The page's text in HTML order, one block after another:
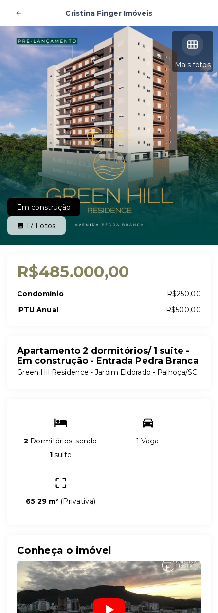
Cristina Finger Imóveis
Mais fotos
Em construção
17 Fotos
R$485.000,00
Condomínio
R$250,00
IPTU Anual
R$500,00
Apartamento 2 dormitórios/ 1 suite -
Em construção - Entrada Pedra Branca
Green Hil Residence - Jardim Eldorado - Palhoça/SC
2 Dormitórios, sendo
1 suíte
1 Vaga
65,29 m² (Privativa)
Conheça o imóvel